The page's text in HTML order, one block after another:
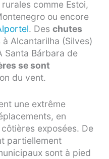
comme Estoi,
ou encore
. Des chutes
Alcantarilha (Silves)
Santa Bárbara de
se sont
du vent.
une extrême
en
exposées. De
partiellement
sont à pied